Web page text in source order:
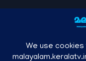
ചാനലുകളുടെ
യൂട്യൂബ് ചാനല്‍ ഇവ
മനോരമ മാക്സ് , സണ്‍